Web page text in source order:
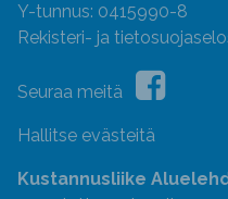
Y-tunnus: 0415990-8
Rekisteri- ja
Seuraa meitä
Hallitse evästeitä
Kustannusliike